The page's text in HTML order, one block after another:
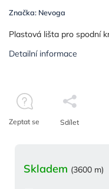
Značka: Nevoga
Skladem (3600 m)
Plastová lišta pro spodní
Detailní informace
Zeptat se Sdílet